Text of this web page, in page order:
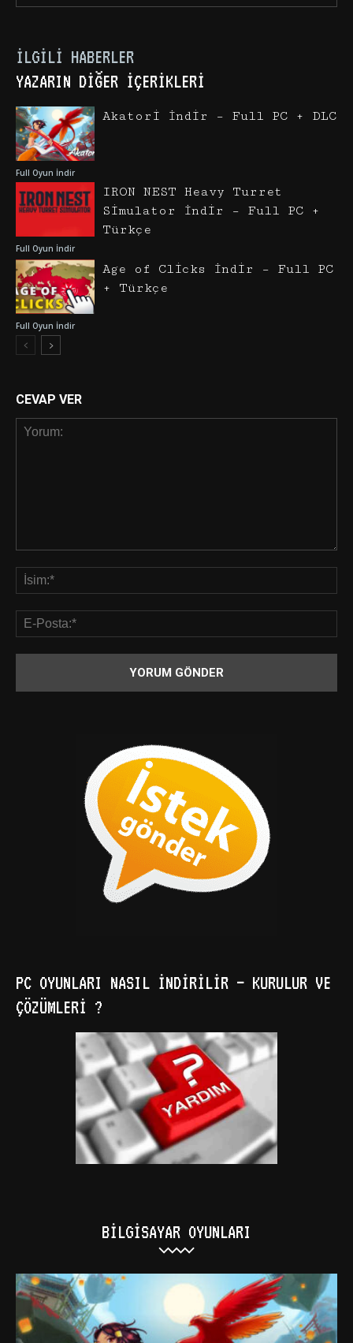
İLGILI HABERLER
YAZARIN DIĞER İÇERIKLERI
Full Oyun İndir
Akatori İndir – Full PC + DLC
Full Oyun İndir
IRON NEST Heavy Turret
Simulator İndir – Full PC +
Türkçe
Full Oyun İndir
Age of Clicks İndir – Full PC
+ Türkçe
CEVAP VER
PC OYUNLARI NASIL İNDIRILIR – KURULUR VE
ÇÖZÜMLERI ?
BILGISAYAR OYUNLARI